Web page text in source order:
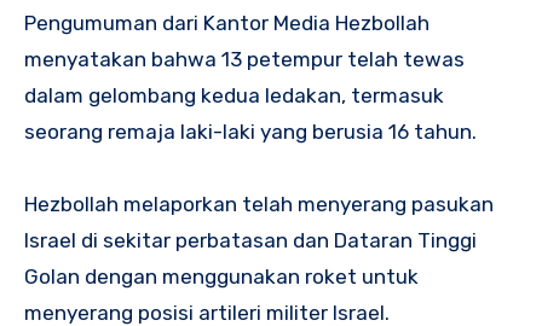
Pengumuman dari Kantor Media Hezbollah
menyatakan bahwa 13 petempur telah tewas
dalam gelombang kedua ledakan, termasuk
seorang remaja laki-laki yang berusia 16 tahun.
Hezbollah melaporkan telah menyerang pasukan
Israel di sekitar perbatasan dan Dataran Tinggi
Golan dengan menggunakan roket untuk
menyerang posisi artileri militer Israel.